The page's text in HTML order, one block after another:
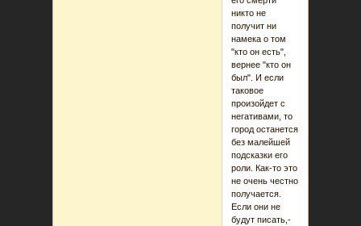
никто не
получит ни
намека о том
"кто он есть",
вернее "кто он
был". И если
таковое
произойдет с
негативами, то
город останется
без малейшей
подсказки его
роли. Как-то это
не очень честно
получается.
Если они не
будут писать,-